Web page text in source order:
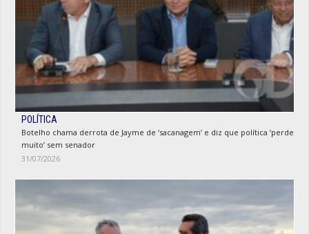
POLÍTICA
Botelho chama derrota de Jayme de ‘sacanagem’ e diz que política ‘perde
muito’ sem senador
31/07/2026